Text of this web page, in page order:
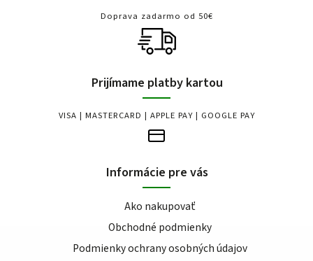
Doprava zadarmo od 50€
Prijímame platby kartou
VISA | MASTERCARD | APPLE PAY | GOOGLE PAY
Informácie pre vás
Ako nakupovať
Obchodné podmienky
Podmienky ochrany osobných údajov